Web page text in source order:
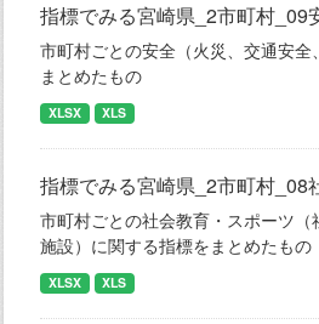
指標でみる宮崎県_2市町村_09
市町村ごとの安全（火災、交通安
まとめたもの
XLSX XLS
指標でみる宮崎県_2市町村_08
市町村ごとの社会教育・スポーツ
施設）に関する指標をまとめたもの
XLSX XLS